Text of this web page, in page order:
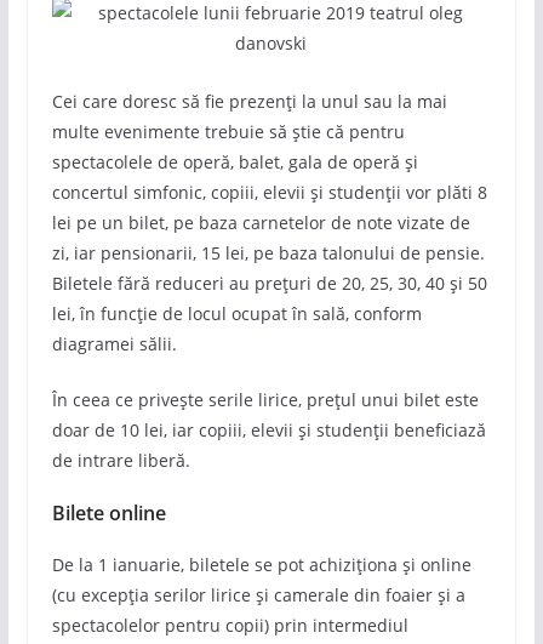
Cei care doresc să fie prezenți la unul sau la mai
multe evenimente trebuie să știe că pentru
spectacolele de operă, balet, gala de operă și
concertul simfonic, copiii, elevii și studenții vor plăti 8
lei pe un bilet, pe baza carnetelor de note vizate de
zi, iar pensionarii, 15 lei, pe baza talonului de pensie.
Biletele fără reduceri au prețuri de 20, 25, 30, 40 și 50
lei, în funcţie de locul ocupat în sală, conform
diagramei sălii.
În ceea ce privește serile lirice, prețul unui bilet este
doar de 10 lei, iar copiii, elevii și studenții beneficiază
de intrare liberă.
Bilete online
De la 1 ianuarie, biletele se pot achiziționa și online
(cu excepția serilor lirice și camerale din foaier și a
spectacolelor pentru copii) prin intermediul